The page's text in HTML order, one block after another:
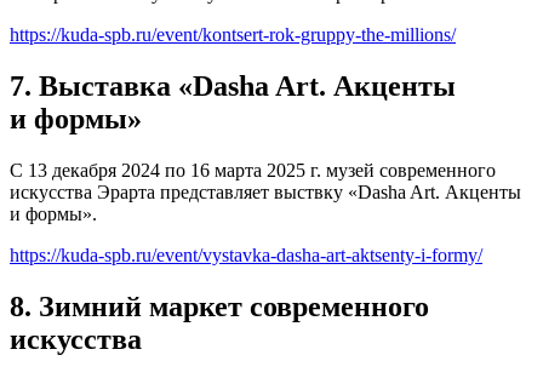
https://kuda-spb.ru/event/kontsert-rok-gruppy-the-millions/
7. Выставка «Dasha Art. Акценты
и формы»
С 13 декабря 2024 по 16 марта 2025 г. музей современного
искусства Эрарта представляет выствку «Dasha Art. Акценты
и формы».
https://kuda-spb.ru/event/vystavka-dasha-art-aktsenty-i-formy/
8. Зимний маркет современного
искусства